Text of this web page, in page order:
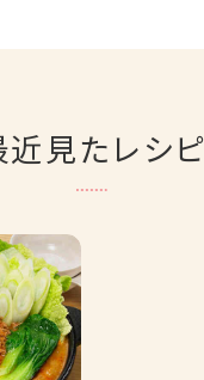
近見たレシピ